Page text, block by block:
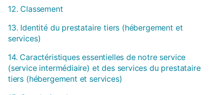
12. Classement
13. Identité du prestataire tiers (hébergement et
services)
14. Caractéristiques essentielles de notre service
(service intermédiaire) et des services du prestataire
tiers (hébergement et services)